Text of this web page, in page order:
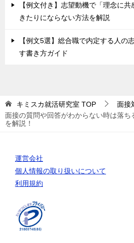
【例文付き】志望動機で「理念に
きたりにならない方法を解説
【例文5選】総合職で内定する人の
す書き方ガイド
キミスカ就活研究室 TOP
面接
面接の質問や回答がわからない時は落
を解説！
運営会社
個人情報の取り扱いについて
利用規約